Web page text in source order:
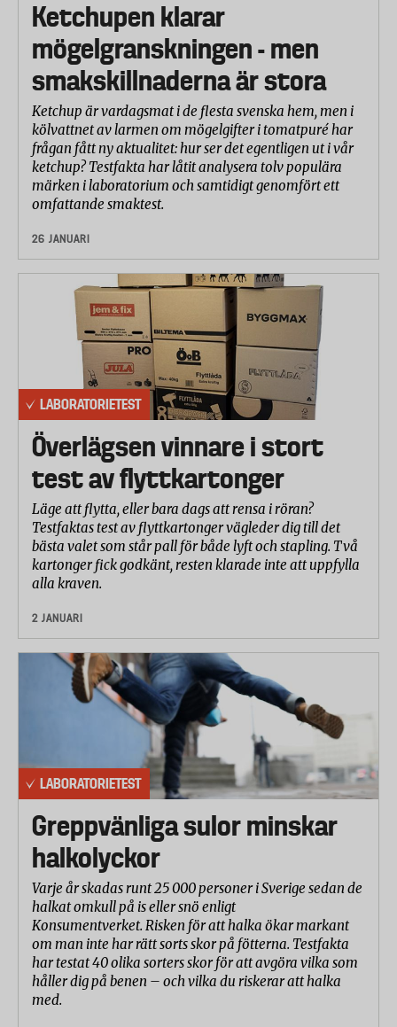
Ketchupen klarar
mögelgranskningen - men
smakskillnaderna är stora
Ketchup är vardagsmat i de flesta svenska hem, men i
kölvattnet av larmen om mögelgifter i tomatpuré har
frågan fått ny aktualitet: hur ser det egentligen ut i vår
ketchup? Testfakta har låtit analysera tolv populära
märken i laboratorium och samtidigt genomfört ett
omfattande smaktest.
26 JANUARI
LABORATORIETEST
Överlägsen vinnare i stort
test av flyttkartonger
Läge att flytta, eller bara dags att rensa i röran?
Testfaktas test av flyttkartonger vägleder dig till det
bästa valet som står pall för både lyft och stapling. Två
kartonger fick godkänt, resten klarade inte att uppfylla
alla kraven.
2 JANUARI
LABORATORIETEST
Greppvänliga sulor minskar
halkolyckor
Varje år skadas runt 25 000 personer i Sverige sedan de
halkat omkull på is eller snö enligt
Konsumentverket. Risken för att halka ökar markant
om man inte har rätt sorts skor på fötterna. Testfakta
har testat 40 olika sorters skor för att avgöra vilka som
håller dig på benen – och vilka du riskerar att halka
med.